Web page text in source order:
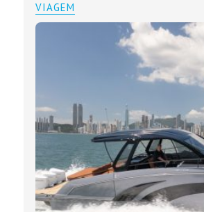
VIAGEM